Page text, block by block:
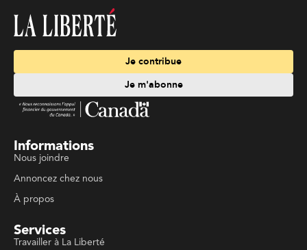
Je contribue
Je m'abonne
Informations
Nous joindre
Annoncez chez nous
À propos
Services
Travailler à La Liberté